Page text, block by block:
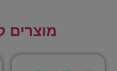
מוצרים